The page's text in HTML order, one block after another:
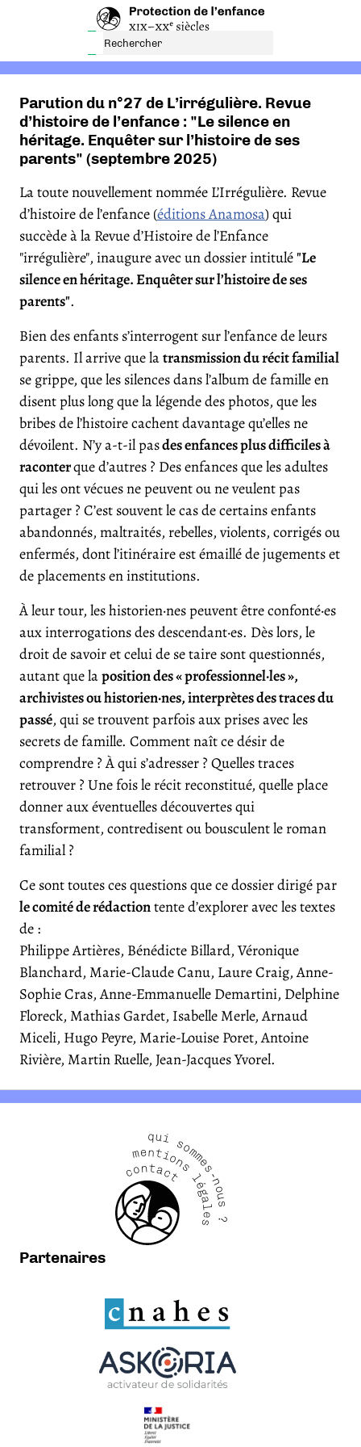
Parution du n°27 de L’irrégulière. Revue
d’histoire de l’enfance : "Le silence en
héritage. Enquêter sur l’histoire de ses
parents" (septembre 2025)
La toute nouvellement nommée L’Irrégulière. Revue
d’histoire de l’enfance (éditions Anamosa) qui
succède à la Revue d’Histoire de l’Enfance
"irrégulière", inaugure avec un dossier intitulé"Le
silence en héritage. Enquêter sur l’histoire de ses
parents".
Bien des enfants s’interrogent sur l’enfance de leurs
parents. Il arrive que latransmission du récit familial
se grippe, que les silences dans l’album de famille en
disent plus long que la légende des photos, que les
bribes de l’histoire cachent davantage qu’elles ne
dévoilent. N’y a-t-il pasdes enfances plus difficiles à
raconterque d’autres ? Des enfances que les adultes
qui les ont vécues ne peuvent ou ne veulent pas
partager ? C’est souvent le cas de certains enfants
abandonnés, maltraités, rebelles, violents, corrigés ou
enfermés, dont l’itinéraire est émaillé de jugements et
de placements en institutions.
À leur tour, les historien·nes peuvent être confonté·es
aux interrogations des descendant·es. Dès lors, le
droit de savoir et celui de se taire sont questionnés,
autant que laposition des « professionnel·les »,
archivistes ou historien·nes, interprètes des traces du
passé, qui se trouvent parfois aux prises avec les
secrets de famille. Comment naît ce désir de
comprendre ? À qui s’adresser ? Quelles traces
retrouver ? Une fois le récit reconstitué, quelle place
donner aux éventuelles découvertes qui
transforment, contredisent ou bousculent le roman
familial ?
Ce sont toutes ces questions que ce dossier dirigé par
le comité de rédactiontente d’explorer avec les textes
de :
Philippe Artières, Bénédicte Billard, Véronique
Blanchard, Marie-Claude Canu, Laure Craig, Anne-
Sophie Cras, Anne-Emmanuelle Demartini, Delphine
Floreck, Mathias Gardet, Isabelle Merle, Arnaud
Miceli, Hugo Peyre, Marie-Louise Poret, Antoine
Rivière, Martin Ruelle, Jean-Jacques Yvorel.
qui sommes-nous ?
mentions légales
contact
Partenaires